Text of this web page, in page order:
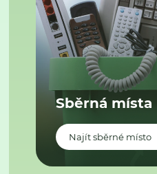
Sběrná místa
Najít sběrné místo